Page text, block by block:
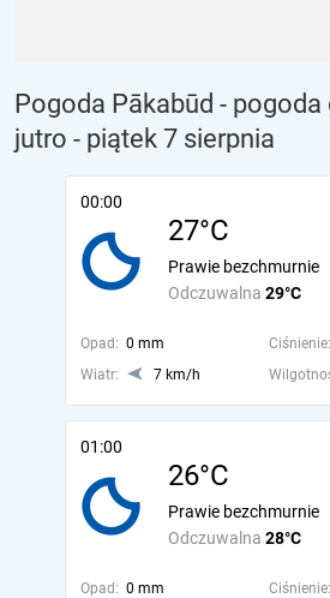
Pogoda Pākabūd -
jutro - piątek 7 sierpnia
00:00
27°C
Odczuwalna 29°C
Prawie bezchmurnie
Opad: 0 mm Ciśnienie:
Wiatr:
7 km/h
01:00
26°C
Odczuwalna 28°C
Prawie bezchmurnie
Opad: 0 mm Ciśnienie: